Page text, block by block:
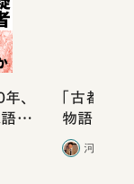
、
り
「古都」
物語」に
河野有